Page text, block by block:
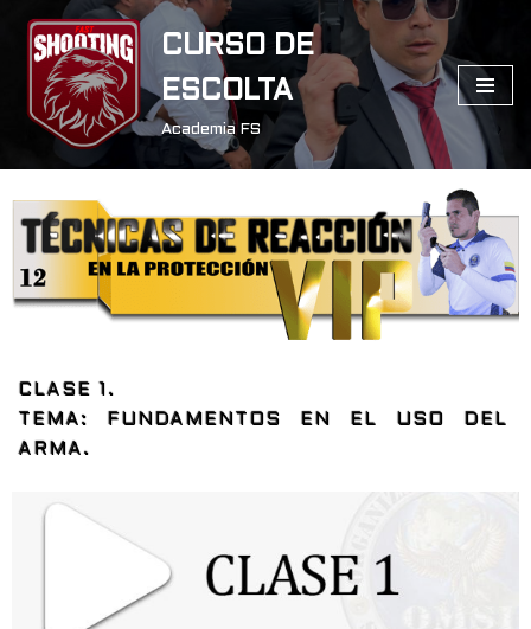
Saltar
contenido
CURSO DE
ESCOLTA
Academia FS
CLASE 1.
TEMA: FUNDAMENTOS EN EL USO DEL
ARMA.